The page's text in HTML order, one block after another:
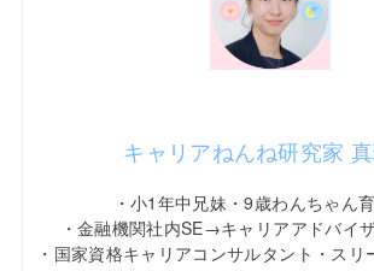
キャリアねんね研究家
・小1年中兄妹・9歳わんちゃん
・金融機関社内SE→キャリアアドバイ
・国家資格キャリアコンサルタント・スリ